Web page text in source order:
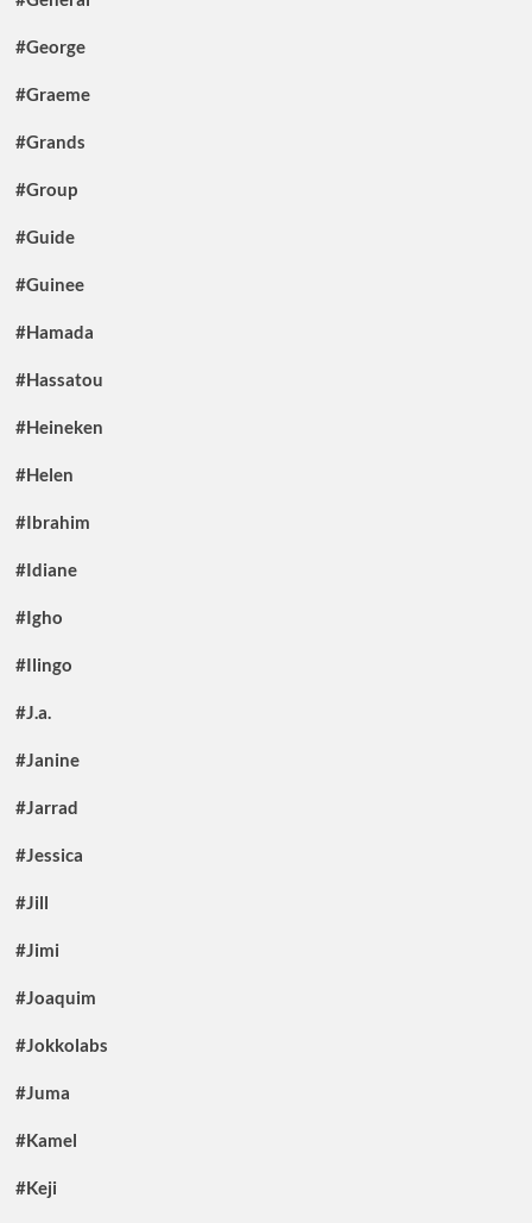
#George
#Graeme
#Grands
#Group
#Guide
#Guinee
#Hamada
#Hassatou
#Heineken
#Helen
#Ibrahim
#Idiane
#Igho
#Ilingo
#J.a.
#Janine
#Jarrad
#Jessica
#Jill
#Jimi
#Joaquim
#Jokkolabs
#Juma
#Kamel
#Keji